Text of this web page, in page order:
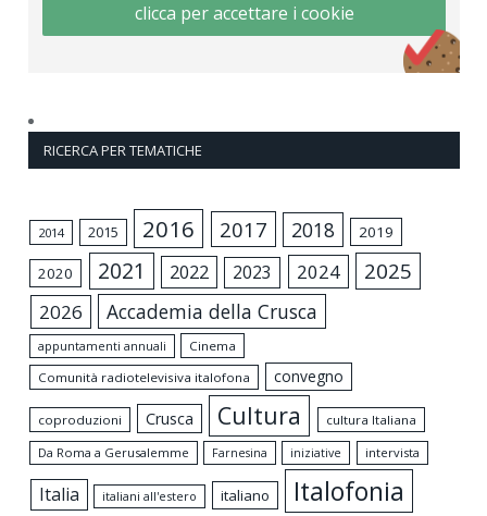
clicca per accettare i cookie
RICERCA PER TEMATICHE
2014 2015 2016 2017 2018 2019
2020 2021 2022 2023 2024 2025
2026 Accademia della Crusca
appuntamenti annuali
Cinema
Comunità radiotelevisiva italofona
convegno
coproduzioni Crusca Cultura
cultura Italiana
Da Roma a Gerusalemme
Farnesina iniziative intervista
Italia italiani all'estero italiano Italofonia